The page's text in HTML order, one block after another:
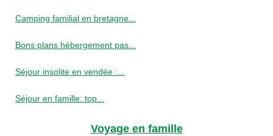
Camping familial en bretagne...
Bons plans hébergement pas...
Séjour insolite en vendée :...
Séjour en famille: top...
Voyage en famille